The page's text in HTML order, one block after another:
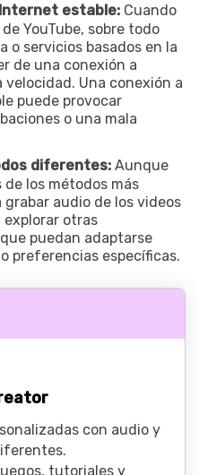
estable: Cuando
YouTube, sobre todo
o servicios basados en la
de una conexión a
Una conexión a
puede provocar
o una mala
diferentes: Aunque
los métodos más
audio de los videos
explorar otras
puedan adaptarse
preferencias específicas.
con audio y
tutoriales y